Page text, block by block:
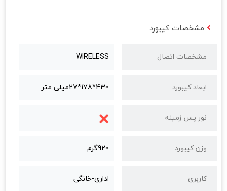
مشخصات کیبورد
مشخصات اتصال WIRELESS
ابعاد کیبورد 430*178*27میلی متر
نور پس زمینه
وزن کیبورد 920گرم
کاربری اداری-خانگی